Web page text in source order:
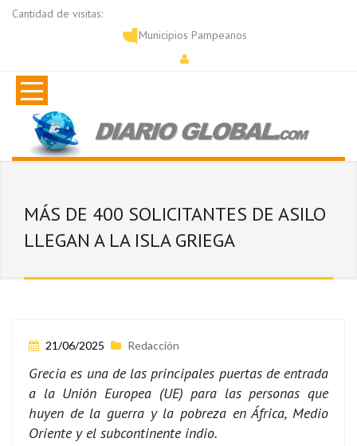
Cantidad de visitas:
Municipios Pampeanos
MÁS DE 400 SOLICITANTES DE ASILO
LLEGAN A LA ISLA GRIEGA
21/06/2025 Redacción
Grecia es una de las principales puertas de entrada
a la Unión Europea (UE) para las personas que
huyen de la guerra y la pobreza en África, Medio
Oriente y el subcontinente indio.